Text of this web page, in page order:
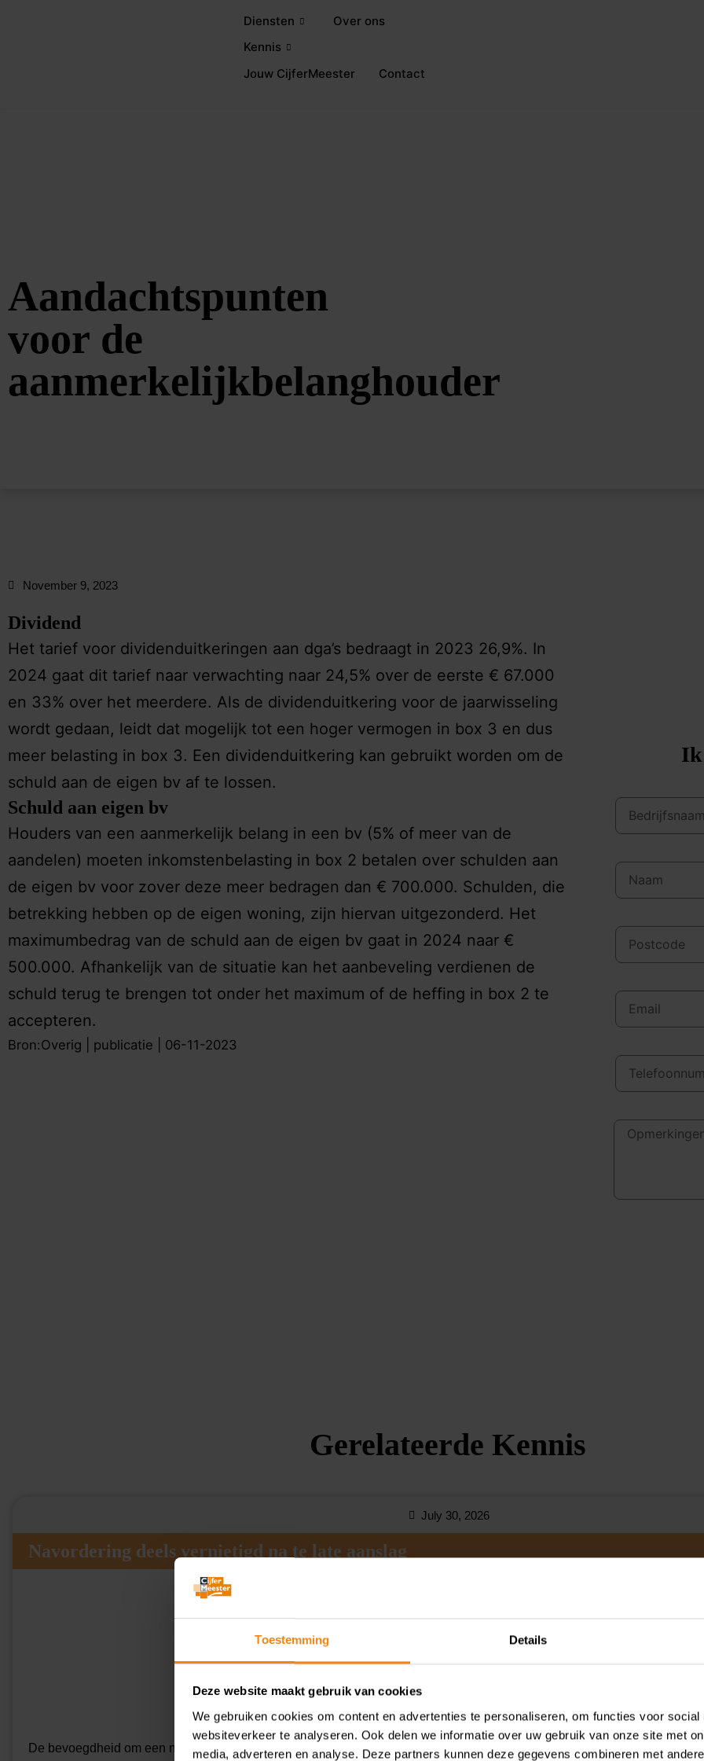
Toestemming Details
Deze website maakt gebruik van cookies
We gebruiken cookies om content en advertenties te personaliseren, om functies voor social
websiteverkeer te analyseren. Ook delen we informatie over uw gebruik van onze site met
media, adverteren en analyse. Deze partners kunnen deze gegevens combineren met
Diensten
Over ons
Kennis
Jouw CijferMeester
Contact
Aandachtspunten
voor de
aanmerkelijkbelanghouder
November 9, 2023
Dividend
Het tarief voor dividenduitkeringen aan dga’s bedraagt in 2023 26,9%. In
2024 gaat dit tarief naar verwachting naar 24,5% over de eerste € 67.000
en 33% over het meerdere. Als de dividenduitkering voor de jaarwisseling
wordt gedaan, leidt dat mogelijk tot een hoger vermogen in box 3 en dus
meer belasting in box 3. Een dividenduitkering kan gebruikt worden om de
schuld aan de eigen bv af te lossen.
Schuld aan eigen bv
Houders van een aanmerkelijk belang in een bv (5% of meer van de
aandelen) moeten inkomstenbelasting in box 2 betalen over schulden aan
de eigen bv voor zover deze meer bedragen dan € 700.000. Schulden, die
betrekking hebben op de eigen woning, zijn hiervan uitgezonderd. Het
maximumbedrag van de schuld aan de eigen bv gaat in 2024 naar €
500.000. Afhankelijk van de situatie kan het aanbeveling verdienen de
schuld terug te brengen tot onder het maximum of de heffing in box 2 te
accepteren.
Bron:Overig | publicatie | 06-11-2023
Ik
Gerelateerde Kennis
July 30, 2026
Navordering deels vernietigd na te late aanslag
De bevoegdheid om een navorderingsaanslag op te leggen vervalt vijf jaar na het ontstaan van de belastingschuld. Bij